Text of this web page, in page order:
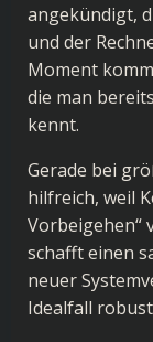
angekündigt,
und der
Moment
die man
kennt.
Gerade bei
hilfreich, weil
Vorbeigehen“
schafft einen
neuer
Idealfall